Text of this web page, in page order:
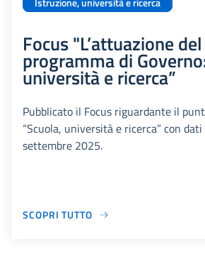
Focus "L’attuazione
programma di
università e ricerca”
Pubblicato il Focus riguardante il
“Scuola, università e ricerca” con
settembre 2025.
SCOPRI TUTTO